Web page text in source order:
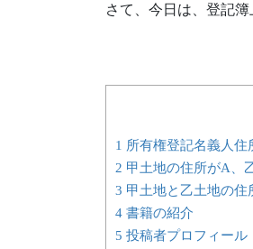
さて、今日は、登記
1 所有権登記名義人住
2 甲土地の住所がA、
3 甲土地と乙土地の住
4 書籍の紹介
5 投稿者プロフィール